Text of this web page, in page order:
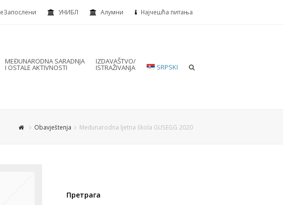
еЗапослени УНИБЛ Алумни Најчешћа питања
MEĐUNARODNA SARADNJA
I OSTALE AKTIVNOSTI
IZDAVAŠTVO/
ISTRAŽIVANJA SRPSKI
Obavještenja Međunarodna ljetna škola GUSEGG 2020
Претрага